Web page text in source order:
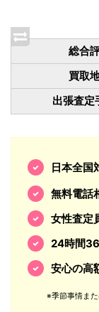
総合
買取
出張査定
日本全国
無料電話
女性査定
24時間
安心の高
※季節事情ま